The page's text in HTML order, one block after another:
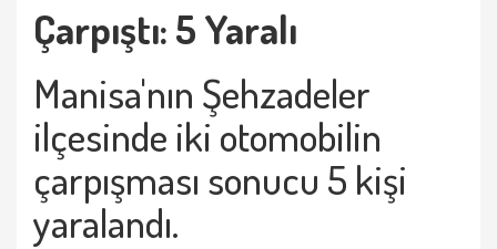
Çarpıştı: 5 Yaralı
Manisa'nın Şehzadeler
ilçesinde iki otomobilin
çarpışması sonucu 5 kişi
yaralandı.